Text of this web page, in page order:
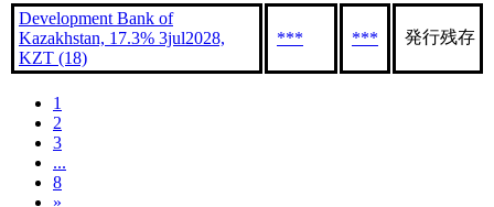
Development Bank of
Kazakhstan, 17.3% 3jul2028,
KZT (18)
*** *** 発行残存
1
2
3
...
8
»